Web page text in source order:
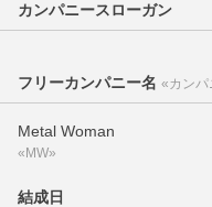
カンパニースローガン
フリーカンパニー名 «カンパ
Metal Woman
«MW»
結成日